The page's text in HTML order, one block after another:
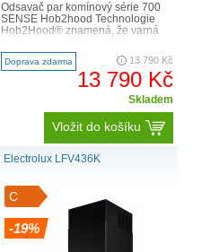
Odsavač par komínový série 700
SENSE Hob2hood Technologie
Hob2Hood® znamená, že varná
nastavení odsavače par. Během
vaření..
Doprava zdarma 13 790 Kč
13 790 Kč
Skladem
Vložit do košíku
Electrolux LFV436K
C
-19%